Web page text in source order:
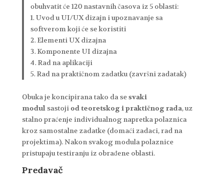
obuhvatit će 120 nastavnih časova iz 5 oblasti:
1. Uvod u UI/UX dizajn i upoznavanje sa
softverom koji će se koristiti
2. Elementi UX dizajna
3. Komponente UI dizajna
4. Rad na aplikaciji
5. Rad na praktičnom zadatku (završni zadatak)
Obuka je koncipirana tako da se svaki
modulsastoji od teoretskog i praktičnog rada, uz
stalno praćenje individualnog napretka polaznica
kroz samostalne zadatke (domaći zadaci, rad na
projektima). Nakon svakog modula polaznice
pristupaju testiranju iz obrađene oblasti.
Predavač